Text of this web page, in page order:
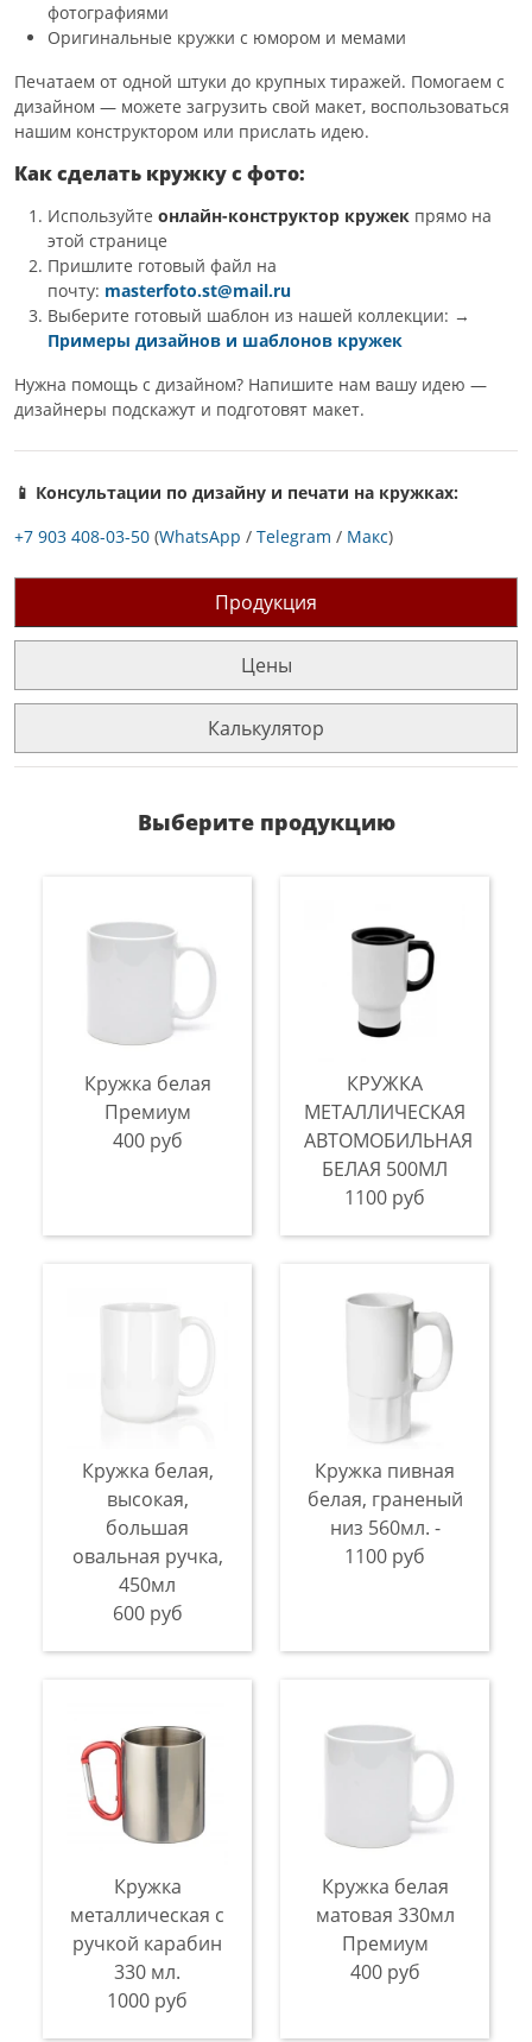
фотографиями
Оригинальные кружки с юмором и мемами
Печатаем от одной штуки до крупных тиражей. Помогаем с
дизайном — можете загрузить свой макет, воспользоваться
нашим конструктором или прислать идею.
Как сделать кружку с фото:
Используйте онлайн-конструктор кружек прямо на
этой странице
Пришлите готовый файл на
почту: masterfoto.st@mail.ru
Выберите готовый шаблон из нашей коллекции: →
Примеры дизайнов и шаблонов кружек
Нужна помощь с дизайном? Напишите нам вашу идею —
дизайнеры подскажут и подготовят макет.
📱 Консультации по дизайну и печати на кружках:
+7 903 408-03-50 (WhatsApp / Telegram / Макс)
Продукция
Цены
Калькулятор
Выберите продукцию
Кружка белая
Премиум
400 руб
КРУЖКА
МЕТАЛЛИЧЕСКАЯ
АВТОМОБИЛЬНАЯ
БЕЛАЯ 500МЛ
1100 руб
Кружка белая,
высокая,
большая
овальная ручка,
450мл
600 руб
Кружка пивная
белая, граненый
низ 560мл. -
1100 руб
Кружка
металлическая с
ручкой карабин
330 мл.
1000 руб
Кружка белая
матовая 330мл
Премиум
400 руб